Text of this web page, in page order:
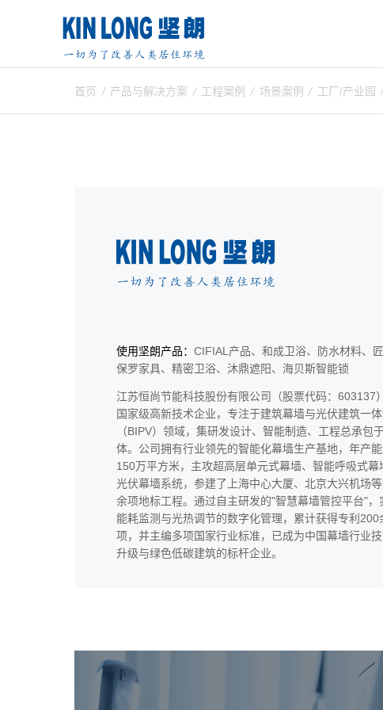
首页 / 产品与解决方案 / 工程案例 / 场景案例 / 工厂/产业园
使用坚朗产品： CIFIAL产品、和成卫浴、防水材料、
保罗家具、精密卫浴、沐鼎遮阳、海贝斯智能锁
江苏恒尚节能科技股份有限公司（股票代码：603137
国家级高新技术企业，专注于建筑幕墙与光伏建筑一
（BIPV）领域，集研发设计、智能制造、工程总承包
体。公司拥有行业领先的智能化幕墙生产基地，年产
150万平方米，主攻超高层单元式幕墙、智能呼吸式幕
光伏幕墙系统，参建了上海中心大厦、北京大兴机场
余项地标工程。通过自主研发的"智慧幕墙管控平台"，
能耗监测与光热调节的数字化管理，累计获得专利200
项，并主编多项国家行业标准，已成为中国幕墙行业
升级与绿色低碳建筑的标杆企业。